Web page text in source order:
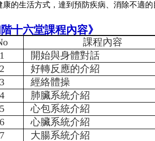
康的生活方式，達到預防疾病、消除不適的
階十六堂課程內容》
課程內容
1
開始與身體對話
2
好轉反應的介紹
3
經絡體操
4
肺臟系統介紹
5
心包系統介紹
6
心臟系統介紹
7
大腸系統介紹